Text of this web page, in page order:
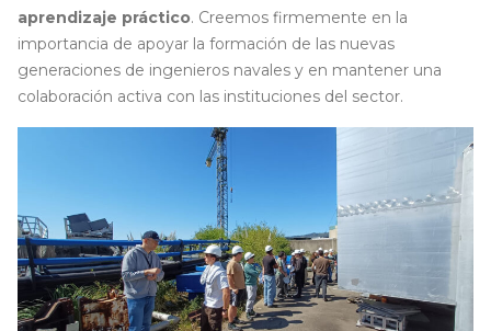
aprendizaje práctico. Creemos firmemente en la
importancia de apoyar la formación de las nuevas
generaciones de ingenieros navales y en mantener una
colaboración activa con las instituciones del sector.